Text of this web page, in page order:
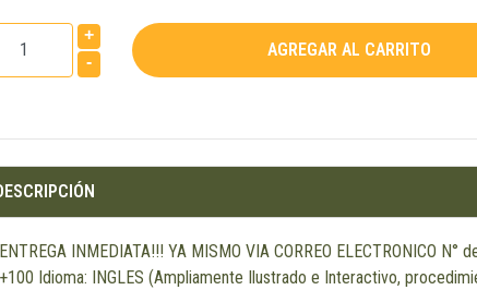
+
-
ENTREGA INMEDIATA!!! YA MISMO VIA CORREO ELECTRONICO N°
+100 Idioma: INGLES (Ampliamente Ilustrado e Interactivo,